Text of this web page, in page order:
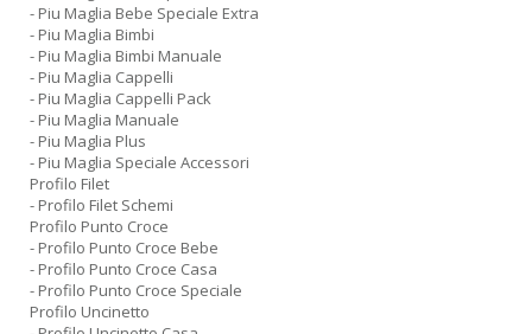
- Piu Maglia Bebe Speciale Extra
- Piu Maglia Bimbi
- Piu Maglia Bimbi Manuale
- Piu Maglia Cappelli
- Piu Maglia Cappelli Pack
- Piu Maglia Manuale
- Piu Maglia Plus
- Piu Maglia Speciale Accessori
Profilo Filet
- Profilo Filet Schemi
Profilo Punto Croce
- Profilo Punto Croce Bebe
- Profilo Punto Croce Casa
- Profilo Punto Croce Speciale
Profilo Uncinetto